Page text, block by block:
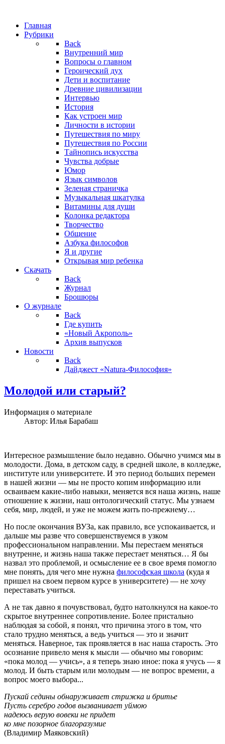
Главная
Рубрики
Back
Внутренний мир
Вопросы о главном
Героический дух
Дети и воспитание
Древние цивилизации
Интервью
История
Как устроен мир
Личности в истории
Путешествия по миру
Путешествия по России
Тайнопись искусства
Чувства добрые
Юмор
Язык символов
Зеленая страничка
Музыкальная шкатулка
Витамины для души
Колонка редактора
Творчество
Общение
Азбука философов
Я и другие
Открывая мир ребенка
Скачать
Back
Журнал
Брошюры
О журнале
Back
Где купить
«Новый Акрополь»
Архив выпусков
Новости
Back
Дайджест «Natura-Философия»
Молодой или старый?
Информация о материале
Автор: Илья Барабаш
Интересное размышление было недавно. Обычно учимся мы в
молодости. Дома, в детском саду, в средней школе, в колледже,
институте или университете. И это период больших перемен
в нашей жизни — мы не просто копим информацию или
осваиваем какие-либо навыки, меняется вся наша жизнь, наше
отношение к жизни, наш онтологический статус. Мы узнаем
себя, мир, людей, и уже не можем жить по-прежнему…
Но после окончания ВУЗа, как правило, все успокаивается, и
дальше мы разве что совершенствуемся в узком
профессиональном направлении. Мы перестаем меняться
внутренне, и жизнь наша также перестает меняться… Я бы
назвал это проблемой, и осмысление ее в свое время помогло
мне понять, для чего мне нужна философская школа (куда я
пришел на своем первом курсе в университете) — не хочу
переставать учиться.
А не так давно я почувствовал, будто натолкнулся на какое-то
скрытое внутреннее сопротивление. Более пристально
наблюдая за собой, я понял, что причина этого в том, что
стало трудно меняться, а ведь учиться — это и значит
меняться. Наверное, так проявляется в нас наша старость. Это
осознание привело меня к мысли — обычно мы говорим:
«пока молод — учись», а я теперь знаю иное: пока я учусь — я
молод. И быть старым или молодым — не вопрос времени, а
вопрос моего выбора...
Пускай седины обнаруживает стрижка и бритье
Пусть серебро годов вызванивает уймою
надеюсь верую вовеки не придет
ко мне позорное благоразумие
(Владимир Маяковский)